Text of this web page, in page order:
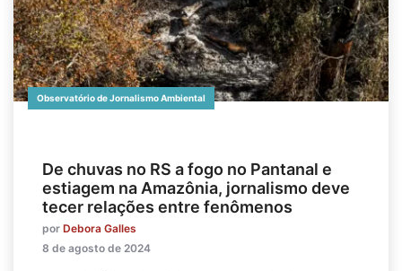
Observatório de Jornalismo Ambiental
De chuvas no RS a fogo no Pantanal e
estiagem na Amazônia, jornalismo deve
tecer relações entre fenômenos
por Debora Galles
8 de agosto de 2024